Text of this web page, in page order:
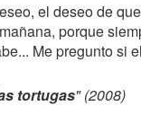
el deseo de
porque
Me pregunto si
tortugas" (2008)